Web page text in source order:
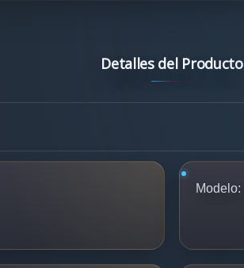
Detalles del Producto
Modelo: